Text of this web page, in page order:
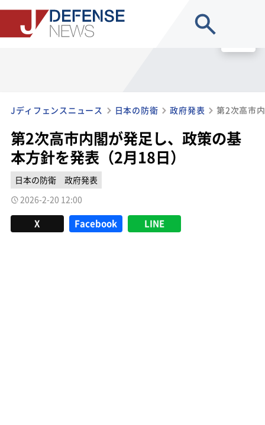
Jディフェンスニュース 日本の防衛 政府発表
第2次高市内閣が発足し、政策の基
本方針を発表（2月18日）
日本の防衛
政府発表
2026-2-20 12:00
X Facebook LINE